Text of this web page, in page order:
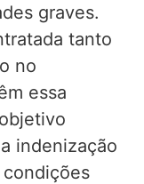
graves.
tanto
no
essa
indenização
condições